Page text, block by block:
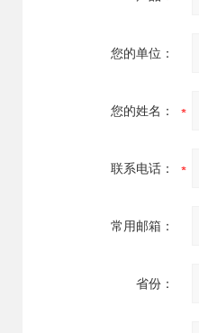
您的单位：
您的姓名：
联系电话：
常用邮箱：
省份：